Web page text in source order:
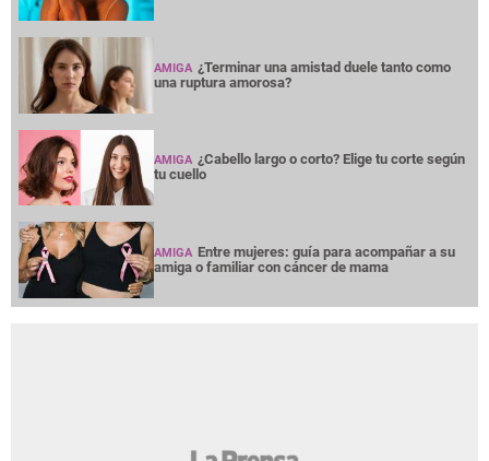
AMIGA ¿Terminar una amistad duele tanto como
una ruptura amorosa?
AMIGA ¿Cabello largo o corto? Elige tu corte según
tu cuello
AMIGA Entre mujeres: guía para acompañar a su
amiga o familiar con cáncer de mama